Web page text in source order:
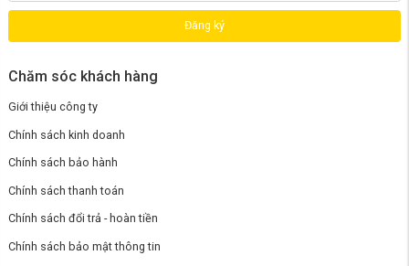
và cài đặt
Xiaomi E30 cho phép bạn kết nối với ứng dụng
Mi Home để quản lý dấu vân tay, mật khẩu, và
thuận tiện. Điều này cho phép người dùng quản
lý khóa từ xa, nhận thông báo cảnh báo và chia
sẻ quyền quản lý thiết bị với các thành viên
trong gia đình.
Đăng ký
Chăm sóc khách hàng
Giới thiệu công ty
Chính sách kinh doanh
Chính sách bảo hành
Chính sách thanh toán
Chính sách đổi trả - hoàn tiền
Chính sách bảo mật thông tin